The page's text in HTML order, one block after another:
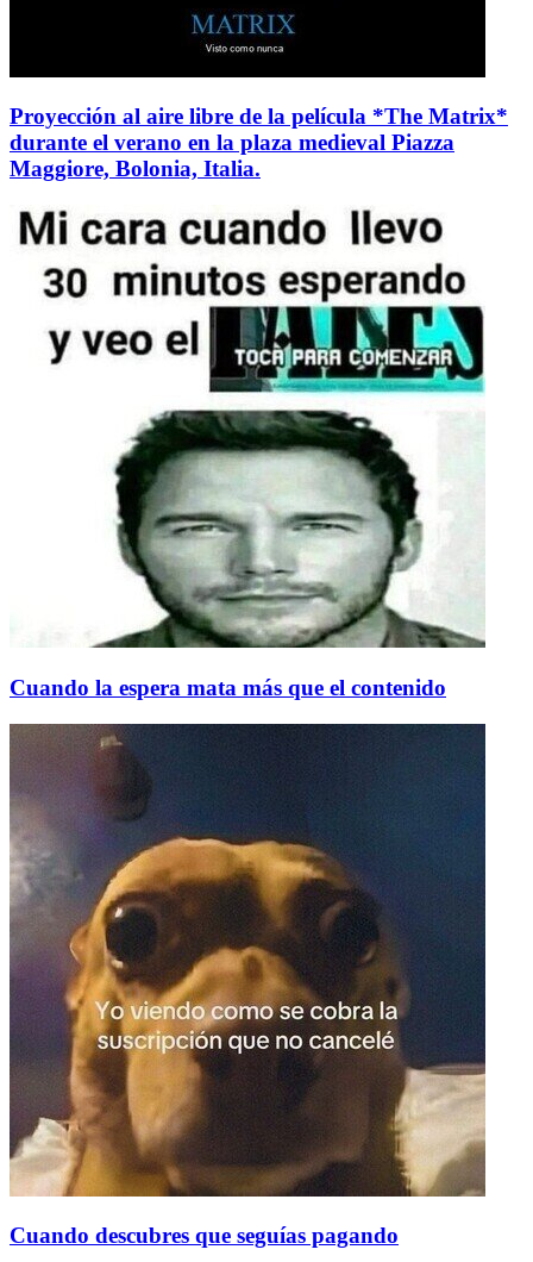
Proyección al aire libre de la película *The Matrix*
durante el verano en la plaza medieval Piazza
Maggiore, Bolonia, Italia.
Cuando la espera mata más que el contenido
Cuando descubres que seguías pagando